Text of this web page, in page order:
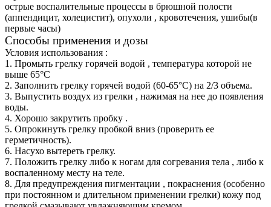
острые воспалительные процессы в брюшной полости
(аппендицит, холецистит), опухоли , кровотечения, ушибы(в
первые часы)
Способы применения и дозы
Условия использования :
1. Промыть грелку горячей водой , температура которой не
выше 65°С
2. Заполнить грелку горячей водой (60-65°С) на 2/3 объема.
3. Выпустить воздух из грелки , нажимая на нее до появления
воды.
4. Хорошо закрутить пробку .
5. Опрокинуть грелку пробкой вниз (проверить ее
герметичность).
6. Насухо вытереть грелку.
7. Положить грелку либо к ногам для согревания тела , либо к
воспаленному месту на теле.
8. Для предупреждения пигментации , покраснения (особенно
при постоянном и длительном применении грелки) кожу под